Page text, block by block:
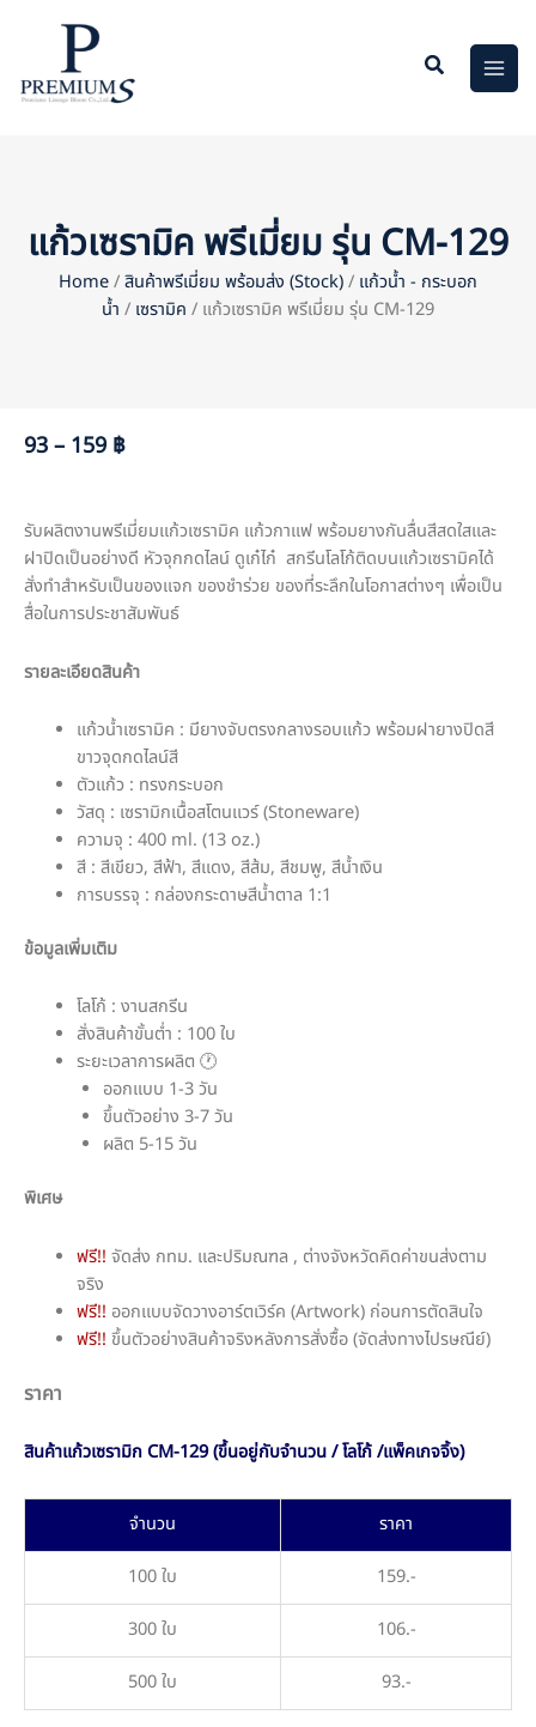
แก้วเซรามิค พรีเมี่ยม รุ่น CM-129
Home/สินค้าพรีเมี่ยม พร้อมส่ง (Stock)/ แก้วน้ำ - กระบอก
น้ำ / เซรามิค / แก้วเซรามิค พรีเมี่ยม รุ่น CM-129
93 – 159 ฿
รับผลิตงานพรีเมี่ยมแก้วเซรามิค แก้วกาแฟ พร้อมยางกันลื่นสีสดใสและ
ฝาปิดเป็นอย่างดี หัวจุกกดไลน์ ดูเก๋ไก๋ สกรีนโลโก้ติดบนแก้วเซรามิคได้
สั่งทำสำหรับเป็นของแจก ของชำร่วย ของที่ระลึกในโอกาสต่างๆ เพื่อเป็น
สื่อในการประชาสัมพันธ์
รายละเอียดสินค้า
แก้วน้ำเซรามิค : มียางจับตรงกลางรอบแก้ว พร้อมฝายางปิดสี
ขาวจุดกดไลน์สี
ตัวแก้ว : ทรงกระบอก
วัสดุ : เซรามิกเนื้อสโตนแวร์ (Stoneware)
ความจุ : 400 ml. (13 oz.)
สี : สีเขียว, สีฟ้า, สีแดง, สีส้ม, สีชมพู, สีน้ำเงิน
การบรรจุ : กล่องกระดาษสีน้ำตาล 1:1
ข้อมูลเพิ่มเติม
โลโก้ : งานสกรีน
สั่งสินค้าขั้นต่ำ : 100 ใบ
ระยะเวลาการผลิต 🕐
ออกแบบ 1-3 วัน
ขึ้นตัวอย่าง 3-7 วัน
ผลิต 5-15 วัน
พิเศษ
ฟรี!! จัดส่ง กทม. และปริมณฑล , ต่างจังหวัดคิดค่าขนส่งตาม
จริง
ฟรี!! ออกแบบจัดวางอาร์ตเวิร์ค (Artwork) ก่อนการตัดสินใจ
ฟรี!! ขึ้นตัวอย่างสินค้าจริงหลังการสั่งซื้อ (จัดส่งทางไปรษณีย์)
ราคา
สินค้าแก้วเซรามิก CM-129 (ขึ้นอยู่กับจำนวน / โลโก้ /แพ็คเกจจิ้ง)
จำนวน
ราคา
100 ใบ
159.-
300 ใบ
106.-
500 ใบ
93.-